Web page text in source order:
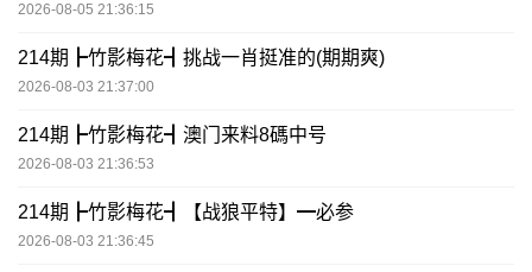
2026-08-05 21:36:15
214期┣竹影梅花┫挑战一肖挺准的(期期爽)
2026-08-03 21:37:00
214期┣竹影梅花┫澳门来料8碼中号
2026-08-03 21:36:53
214期┣竹影梅花┫【战狼平特】━必参
2026-08-03 21:36:45